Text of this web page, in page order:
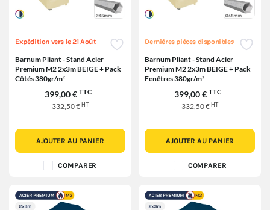
Expédition vers le 21 Août
Barnum Pliant - Stand Acier
Premium M2 2x3m BEIGE + Pack
Côtés 380gr/m²
399,00 € TTC
332,50 €HT
AJOUTER AU PANIER
COMPARER
Dernières pièces disponibles
Barnum Pliant - Stand Acier
Premium M2 2x3m BEIGE + Pack
Fenêtres 380gr/m²
399,00 € TTC
332,50 €HT
AJOUTER AU PANIER
COMPARER